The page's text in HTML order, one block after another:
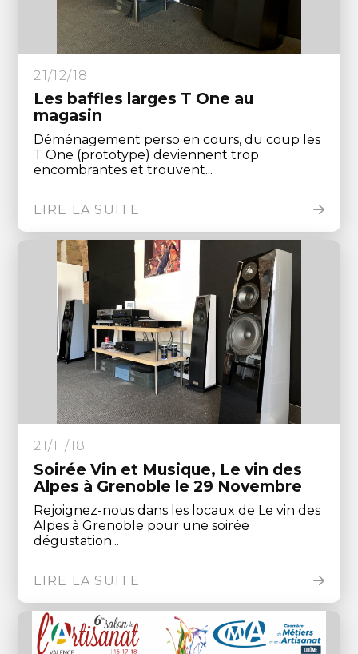
21/12/18
Les baffles larges T One au
magasin
Déménagement perso en cours, du coup les
T One (prototype) deviennent trop
encombrantes et trouvent...
LIRE LA SUITE
21/11/18
Soirée Vin et Musique, Le vin des
Alpes à Grenoble le 29 Novembre
Rejoignez-nous dans les locaux de Le vin des
Alpes à Grenoble pour une soirée
dégustation...
LIRE LA SUITE